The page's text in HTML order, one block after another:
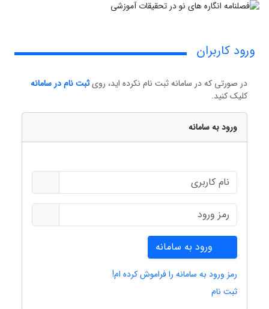
ورود کاربران
در صورتی که در سامانه ثبت نام نکرده اید، رویثبت نام در سامانه
کلیک کنید.
ورود به سامانه
ورود به سامانه
رمز ورود به سامانه را فراموش کرده ام!
ثبت نام